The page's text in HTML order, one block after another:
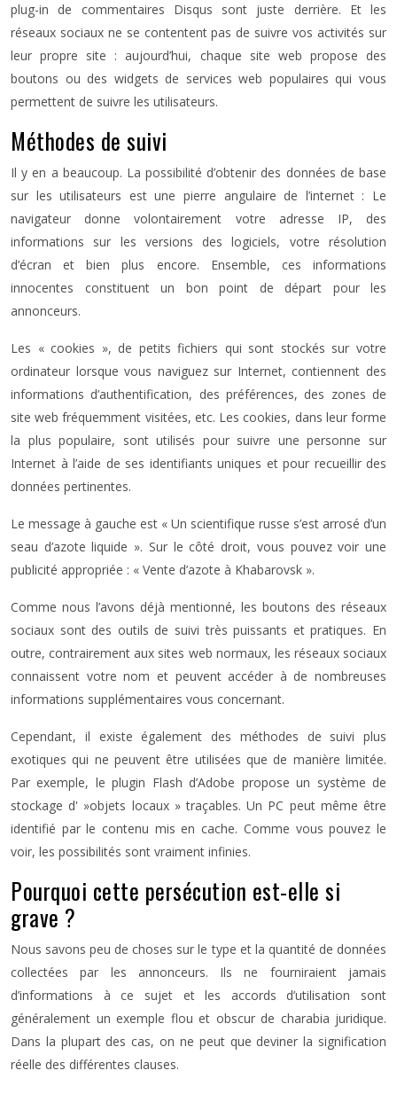
plug-in de commentaires Disqus sont juste derrière. Et les
réseaux sociaux ne se contentent pas de suivre vos activités sur
leur propre site : aujourd’hui, chaque site web propose des
boutons ou des widgets de services web populaires qui vous
permettent de suivre les utilisateurs.
Méthodes de suivi
Il y en a beaucoup. La possibilité d’obtenir des données de base
sur les utilisateurs est une pierre angulaire de l’internet : Le
navigateur donne volontairement votre adresse IP, des
informations sur les versions des logiciels, votre résolution
d’écran et bien plus encore. Ensemble, ces informations
innocentes constituent un bon point de départ pour les
annonceurs.
Les « cookies », de petits fichiers qui sont stockés sur votre
ordinateur lorsque vous naviguez sur Internet, contiennent des
informations d’authentification, des préférences, des zones de
site web fréquemment visitées, etc. Les cookies, dans leur forme
la plus populaire, sont utilisés pour suivre une personne sur
Internet à l’aide de ses identifiants uniques et pour recueillir des
données pertinentes.
Le message à gauche est « Un scientifique russe s’est arrosé d’un
seau d’azote liquide ». Sur le côté droit, vous pouvez voir une
publicité appropriée : « Vente d’azote à Khabarovsk ».
Comme nous l’avons déjà mentionné, les boutons des réseaux
sociaux sont des outils de suivi très puissants et pratiques. En
outre, contrairement aux sites web normaux, les réseaux sociaux
connaissent votre nom et peuvent accéder à de nombreuses
informations supplémentaires vous concernant.
Cependant, il existe également des méthodes de suivi plus
exotiques qui ne peuvent être utilisées que de manière limitée.
Par exemple, le plugin Flash d’Adobe propose un système de
stockage d' »objets locaux » traçables. Un PC peut même être
identifié par le contenu mis en cache. Comme vous pouvez le
voir, les possibilités sont vraiment infinies.
Pourquoi cette persécution est-elle si
grave ?
Nous savons peu de choses sur le type et la quantité de données
collectées par les annonceurs. Ils ne fourniraient jamais
d’informations à ce sujet et les accords d’utilisation sont
généralement un exemple flou et obscur de charabia juridique.
Dans la plupart des cas, on ne peut que deviner la signification
réelle des différentes clauses.